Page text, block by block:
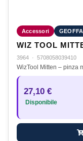
Accessori
WIZ TOOL
3964 · 5708058039410
WizTool Mitten – pinza
27,10 €
Disponibile